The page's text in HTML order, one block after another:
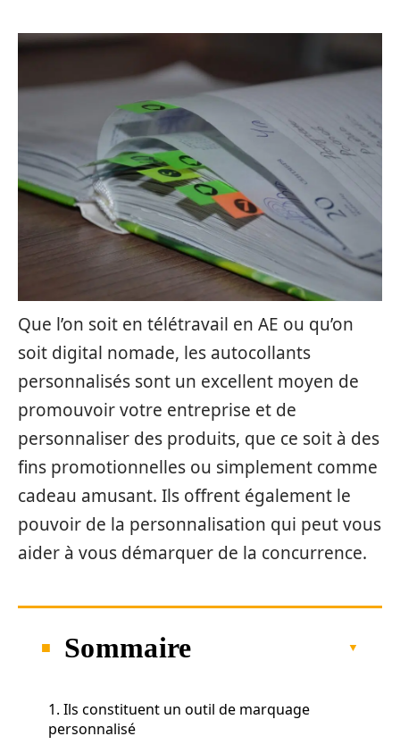
Que l’on soit en télétravail en AE ou qu’on
soit digital nomade, les autocollants
personnalisés sont un excellent moyen de
promouvoir votre entreprise et de
personnaliser des produits, que ce soit à des
fins promotionnelles ou simplement comme
cadeau amusant. Ils offrent également le
pouvoir de la personnalisation qui peut vous
aider à vous démarquer de la concurrence.
Sommaire
1. Ils constituent un outil de marquage
personnalisé